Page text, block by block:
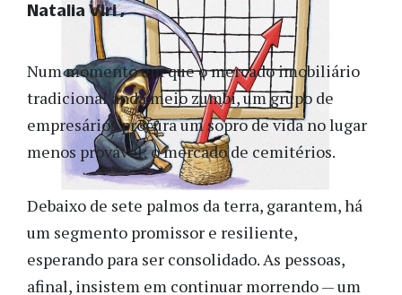
Num momento em que o mercado imobiliário
tradicional anda meio zumbi, um grupo de
empresários procura um sopro de vida no lugar
menos provável: o mercado de cemitérios.
Debaixo de sete palmos da terra, garantem, há
um segmento promissor e resiliente,
esperando para ser consolidado. As pessoas,
afinal, insistem em continuar morrendo — um
Natalia Viri